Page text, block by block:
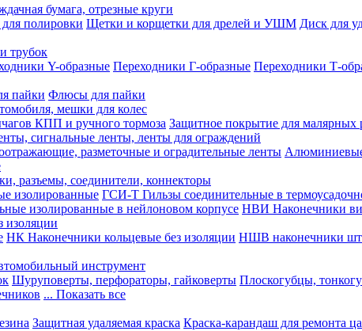
бумага, отрезные круги
полировки Щетки и корщетки для дрелей и УШМ Диск для
трубок
Y-образные Переходники Г-образные Переходники Т-
пайки Флюсы для пайки
мешки для колес
КПП и ручного тормоза Защитное покрытие для малярных
сигнальные ленты, ленты для ограждений
разметочные и оградительные ленты
разъемы, соединители, коннекторы
изолированные ГСИ-Т Гильзы соединительные в
изолированные в нейлоновом корпусе НВИ Наконечники
изоляции
НК Наконечники кольцевые без изоляции НШВ наконечники
инструмент
Шуруповерты, перфораторы, гайковерты Плоскогубцы,
... Показать все
Защитная удаляемая краска Краска-карандаш для ремонта